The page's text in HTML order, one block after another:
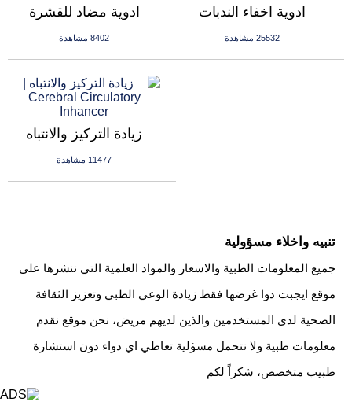
ادوية مضاد للقشرة
8402 مشاهدة
ادوية اخفاء الندبات
25532 مشاهدة
زيادة التركيز والانتباه
11477 مشاهدة
تنبيه واخلاء مسؤولية
جميع المعلومات الطبية والاسعار والمواد العلمية التي ننشرها على
موقع ايجبت دوا غرضها فقط زيادة الوعي الطبي وتعزيز الثقافة
الصحية لدى المستخدمين والذين لديهم مريض، نحن موقع نقدم
معلومات طبية ولا نتحمل مسؤلية تعاطي اي دواء دون استشارة
طبيب متخصص، شكراً لكم